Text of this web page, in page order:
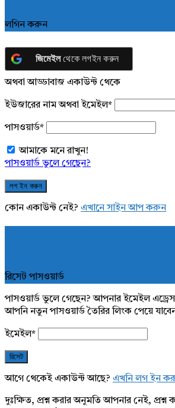
লগিন করুন
জিমেইলথেকে লগইন করুন
অথবা আড্ডাবাজ একাউন্ট থেকে
ইউজারের নাম অথবা ইমেইল*
পাসওয়ার্ড*
আমাকে মনে রাখুন!
পাসওয়ার্ড ভুলে গেছেন?
কোন একাউন্ট নেই? এখানে সাইন আপ করুন
রিসেট পাসওয়ার্ড
পাসওয়ার্ড ভুলে গেছেন? আপনার ইমেইল এড্রেস
আপনি নতুন পাসওয়ার্ড তৈরির লিংক পেয়ে
ইমেইল*
আগে থেকেই একাউন্ট আছে? এখনি লগ ইন
দুঃক্ষিত, প্রশ্ন করার অনুমতি আপনার নেই, প্রশ্ন